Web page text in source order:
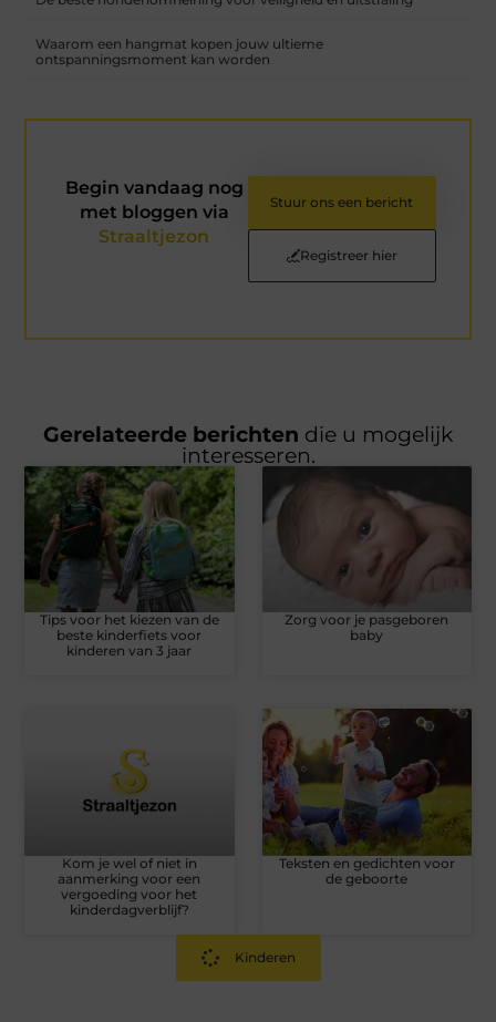
Waarom een hangmat kopen jouw ultieme
ontspanningsmoment kan worden
Begin vandaag nog
met bloggen via
Straaltjezon
Stuur ons een bericht
Registreer hier
Gerelateerde berichten die u mogelijk
interesseren.
Tips voor het kiezen van de
beste kinderfiets voor
kinderen van 3 jaar
Zorg voor je pasgeboren
baby
Kom je wel of niet in
aanmerking voor een
vergoeding voor het
kinderdagverblijf?
Teksten en gedichten voor
de geboorte
Kinderen